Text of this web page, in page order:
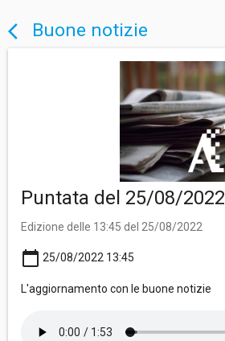
arrow_back_ios Buone notizie
Puntata del 25/08/2022
Edizione delle 13:45 del 25/08/2022
calendar_today 25/08/2022 13:45
L'aggiornamento con le buone notizie